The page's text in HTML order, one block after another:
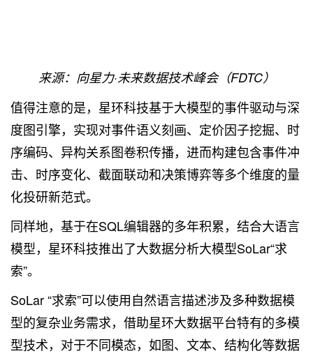
来源：向星力·未来数据技术峰会（FDTC）
值得注意的是，星环科技基于大模型的事件驱动与深
度图引擎，实现对事件语义刻画、定价因子挖掘、时
序编码、异构关系图卷积传播，进而构建包含事件冲
击、时序变化、截面联动和决策博弈等多个维度的量
化投研新范式。
同样地，基于在SQL编辑器的多年积累，结合大语言
模型，星环科技推出了大数据分析大模型SoLar“求
索”。
SoLar “求索”可以使用自然语言描述涉及多种数据模
型的复杂业务需求，借助星环大数据平台特有的多模
型技术，对于不同模态，如图、文本、结构化等数据